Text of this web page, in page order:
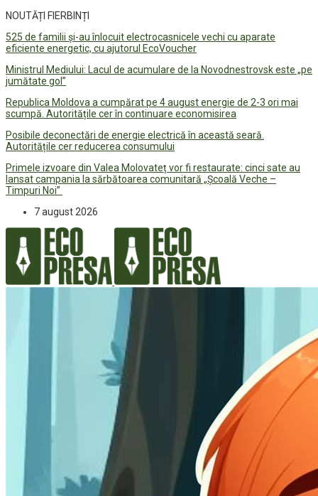
NOUTĂȚI FIERBINȚI
525 de familii și-au înlocuit electrocasnicele vechi cu aparate
eficiente energetic, cu ajutorul EcoVoucher
Ministrul Mediului: Lacul de acumulare de la Novodnestrovsk este „pe
jumătate gol”
Republica Moldova a cumpărat pe 4 august energie de 2-3 ori mai
scumpă. Autoritățile cer în continuare economisirea
Posibile deconectări de energie electrică în această seară.
Autoritățile cer reducerea consumului
Primele izvoare din Valea Molovateț vor fi restaurate: cinci sate au
lansat campania la sărbătoarea comunitară „Școală Veche –
Timpuri Noi”
7 august 2026